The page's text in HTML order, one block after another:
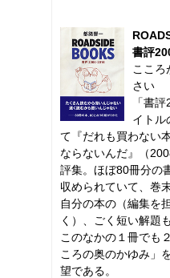
書評
こころ
さい
「書
イトル
て『だれも買わない
ならないんだ』（
評集。ほぼ80冊分の
収められていて、巻
自分の本の（編集を
く）、ごく短い解題
このなかの１冊でも
ころの奥のかゆみ」
望である。